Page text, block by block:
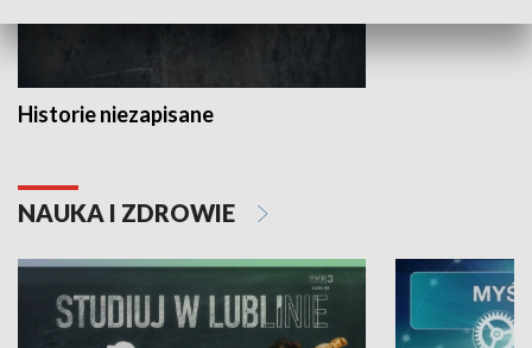
Historie niezapisane
NAUKA I ZDROWIE